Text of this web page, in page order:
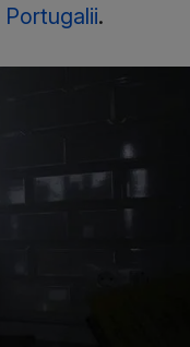
Portugalii.